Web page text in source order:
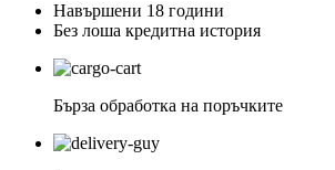
Навършени 18 години
Без лоша кредитна история
Бърза обработка на поръчките